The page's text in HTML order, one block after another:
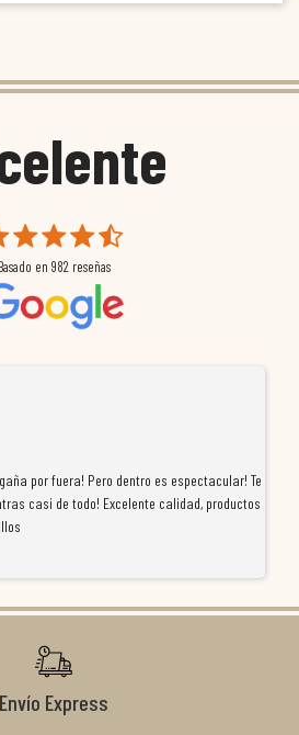
Basado en 982 reseñas
por fuera! Pero dentro es espectacular! Te
casi de todo! Excelente calidad, productos
Envío Express